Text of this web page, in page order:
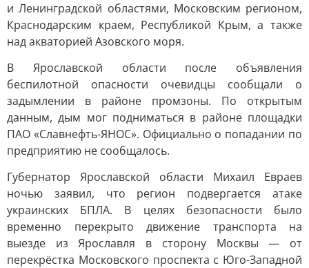
и Ленинградской областями, Московским регионом,
Краснодарским краем, Республикой Крым, а также
над акваторией Азовского моря.
В Ярославской области после объявления
беспилотной опасности очевидцы сообщали о
задымлении в районе промзоны. По открытым
данным, дым мог подниматься в районе площадки
ПАО «Славнефть-ЯНОС». Официально о попадании по
предприятию не сообщалось.
Губернатор Ярославской области Михаил Евраев
ночью заявил, что регион подвергается атаке
украинских БПЛА. В целях безопасности было
временно перекрыто движение транспорта на
выезде из Ярославля в сторону Москвы — от
перекрёстка Московского проспекта с Юго-Западной